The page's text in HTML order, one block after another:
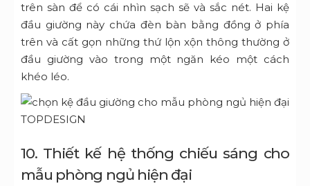
trên sàn để có cái nhìn sạch sẽ và sắc nét. Hai kệ
đầu giường này chứa đèn bàn bằng đồng ở phía
trên và cất gọn những thứ lộn xộn thông thường ở
đầu giường vào trong một ngăn kéo một cách
khéo léo.
10. Thiết kế hệ thống chiếu sáng cho
mẫu phòng ngủ hiện đại